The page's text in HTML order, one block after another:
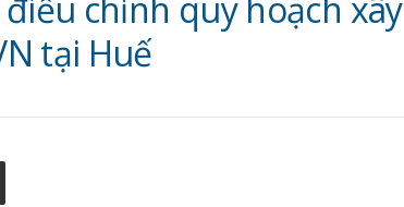
tại Huế